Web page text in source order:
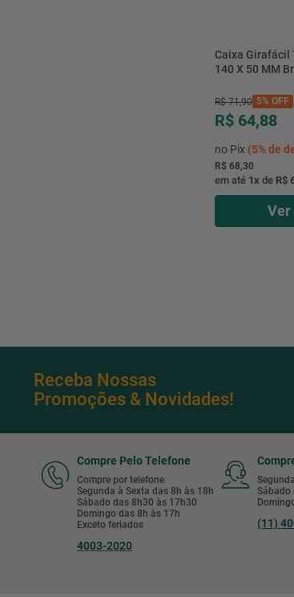
Caixa Girafácil
140 X 50 MM
R$ 71,90 5%OFF
R$ 64,88
no Pix (5%de
R$ 68,30
em até 1x de R$
Ver
Receba Nossas
Promoções & Novidades!
Compre Pelo Telefone
Compre por telefone
Segunda à Sexta das 8h às 18h
Sábado das 8h30 às 17h30
Domingo das 8h às 17h
Exceto feriados
4003-2020
Sábado
(11)